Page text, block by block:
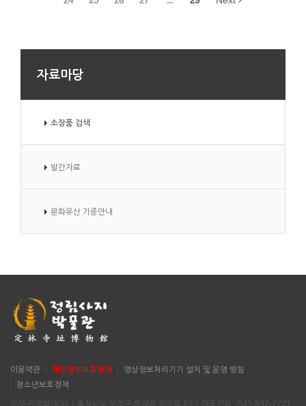
자료마당
소장품 검색
발간자료
문화유산 기증안내
이용약관 개인정보보호정책
영상정보처리기기 설치 및 운영 방침
청소년보호정책
부여군(문화재과) | 충청남도 부여군 부여읍 정림로 83 | 대표전화 : 041-832-2721